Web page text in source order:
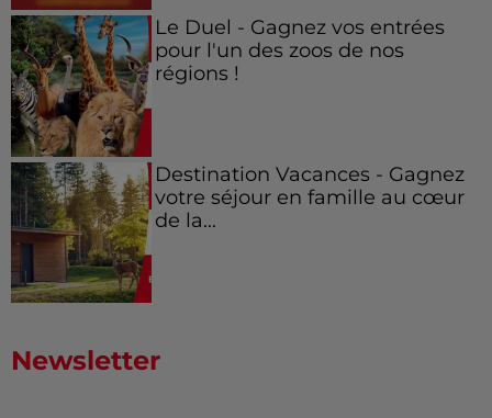
Le Duel - Gagnez vos entrées
pour l'un des zoos de nos
régions !
Destination Vacances - Gagnez
votre séjour en famille au cœur
de la...
Newsletter